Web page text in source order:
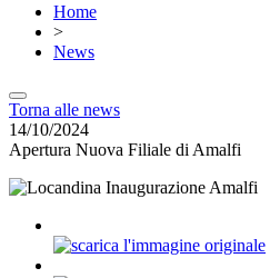
Home
>
News
Torna alle news
14/10/2024
Apertura Nuova Filiale di Amalfi